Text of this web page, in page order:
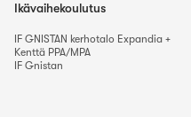
Ikävaihekoulutus
IF GNISTAN kerhotalo Expandia +
Kenttä PPA/MPA
IF Gnistan